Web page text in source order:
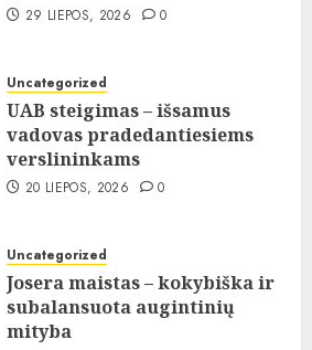
29 LIEPOS, 2026 0
Uncategorized
UAB steigimas – išsamus
vadovas pradedantiesiems
verslininkams
20 LIEPOS, 2026 0
Uncategorized
Josera maistas – kokybiška ir
subalansuota augintinių
mityba